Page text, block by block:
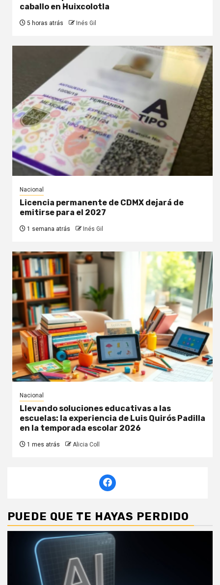
caballo en Huixcolotla
5 horas atrás Inés Gil
Nacional
Licencia permanente de CDMX dejará de
emitirse para el 2027
1 semana atrás Inés Gil
Nacional
Llevando soluciones educativas a las
escuelas: la experiencia de Luis Quirós Padilla
en la temporada escolar 2026
1 mes atrás Alicia Coll
PUEDE QUE TE HAYAS PERDIDO